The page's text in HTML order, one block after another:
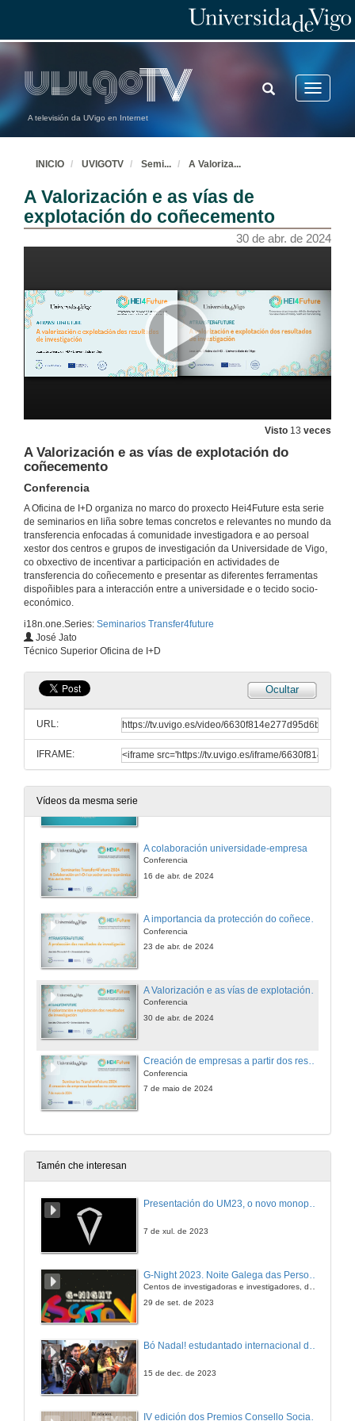
A televisión da UVigo en Internet
Toggle
TOGGLE
SEARCH
INICIO UVIGOTV Semi... A Valoriza...
A Valorización e as vías de
explotación do coñecemento
30 de abr. de 2024
Visto 13 veces
A Valorización e as vías de explotación do
coñecemento
Conferencia
A Oficina de I+D organiza no marco do proxecto Hei4Future esta serie
de seminarios en liña sobre temas concretos e relevantes no mundo da
transferencia enfocadas á comunidade investigadora e ao persoal
xestor dos centros e grupos de investigación da Universidade de Vigo,
co obxectivo de incentivar a participación en actividades de
transferencia do coñecemento e presentar as diferentes ferramentas
dispoñibles para a interacción entre a universidade e o tecido socio-
económico.
i18n.one.Series: Seminarios Transfer4future
José Jato
Técnico Superior Oficina de I+D
Ocultar
URL:
IFRAME:
Vídeos da mesma serie
A colaboración universidade-empresa
Conferencia
16 de abr. de 2024
A importancia da protección do coñecemento
Conferencia
23 de abr. de 2024
Conferencia
30 de abr. de 2024
Creación de empresas a partir dos resultados da investigación
Conferencia
7 de maio de 2024
Tamén che interesan
Presentación do UM23, o novo monopraza de UVigo Motorsport
7 de xul. de 2023
Centos de investigadoras e investigadores, decenas de actividades e sete cidades
29 de set. de 2023
Bó Nadal! estudantado internacional da Universidade de Vigo
15 de dec. de 2023